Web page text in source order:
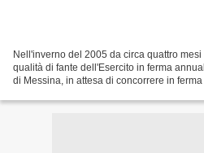
Nell'inverno del 2005 da circa quattro
qualità di fante dell'Esercito in ferma
di Messina, in attesa di concorrere in